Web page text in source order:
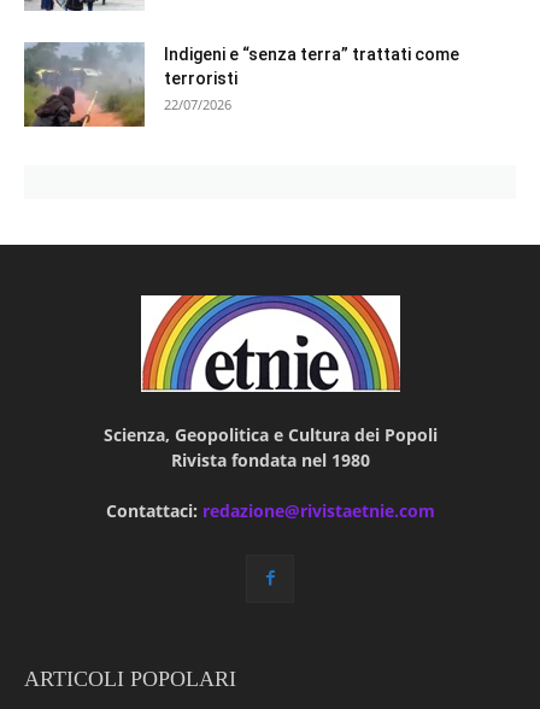
Indigeni e “senza terra” trattati come
terroristi
22/07/2026
Scienza, Geopolitica e Cultura dei Popoli
Rivista fondata nel 1980
Contattaci: redazione@rivistaetnie.com
ARTICOLI POPOLARI